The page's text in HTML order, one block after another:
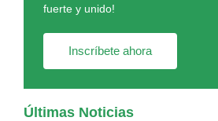
fuerte y unido!
Inscríbete ahora
Últimas Noticias